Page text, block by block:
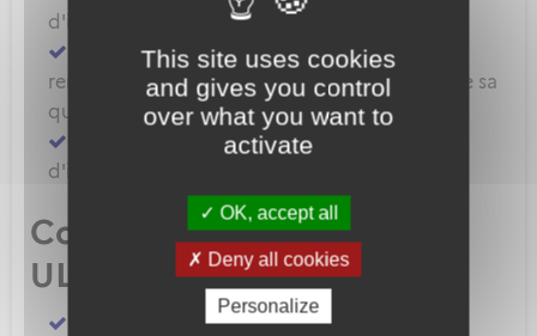
This site uses cookies
and gives you control
over what you want to
activate
OK, accept all
Deny all cookies
Personalize
d'instructeur ULM
Demander la délivrance, la prorogation, le
renouvellement ou l'extension de privilèges de sa
qualification IULM
Demander une autorisation d'examinateur
d'instructeur EIULM
Compte rendu d’épreuve
ULM
Compléter un compte rendu d'épreuve